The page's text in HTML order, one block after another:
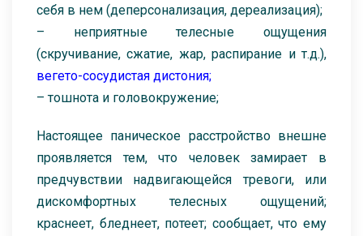
себя в нем (деперсонализация, дереализация);
– неприятные телесные ощущения
(скручивание, сжатие, жар, распирание и т.д.),
вегето-сосудистая дистония;
– тошнота и головокружение;
Настоящее паническое расстройство внешне
проявляется тем, что человек замирает в
предчувствии надвигающейся тревоги, или
дискомфортных телесных ощущений;
краснеет, бледнеет, потеет; сообщает, что ему